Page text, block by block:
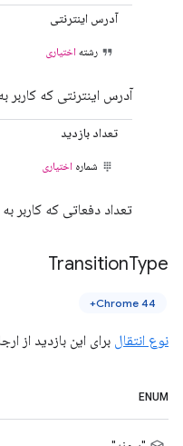
آدرس اینترنتی
رشته اختیاری
آدرس اینترنتی که
تعداد بازدید
شماره اختیاری
تعداد دفعاتی که کاربر
TransitionType
Chrome 44+
نوع انتقال برای این بازدید از
ENUM